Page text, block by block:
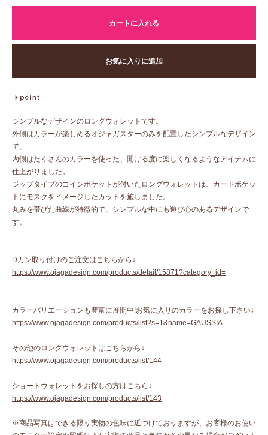
カートに入れる
お気に入りに追加
シンプルなデザインのロングウォレットです。
外側はカラーが楽しめるオジャガスターのみを配置したシンプルなデザイン
で、
内側はたくさんのカラーを使った、開ける度に楽しくなるようなアイテムに
仕上がりました。
ジップタイプのコインポケットが付いたロングウォレットは、カードポケッ
トにモスクをイメージしたカットを施しました。
丸みを帯びた曲線が特徴的で、シンプルな中にも遊び心のあるデザインで
す。
Dカン取り付けのご注文はこちらから↓
https://www.ojagadesign.com/products/detail/15871?category_id=
カラーバリエーションも豊富に展開中!お気に入りのカラーをお探し下さい↓
https://www.ojagadesign.com/products/list?s=1&name=GAUSSIA
その他のロングウォレットはこちらから↓
https://www.ojagadesign.com/products/list/144
ショートウォレットをお探しの方はこちら↓
https://www.ojagadesign.com/products/list/143
※商品写真はできる限り実物の色味に近づけておりますが、お客様のお使い